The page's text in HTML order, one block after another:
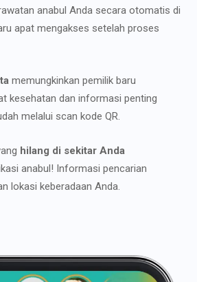
anabul Anda secara otomatis di
apat mengakses setelah proses
memungkinkan pemilik baru
kesehatan dan informasi penting
melalui scan kode QR.
hilang di sekitar Anda
anabul! Informasi pencarian
lokasi keberadaan Anda.